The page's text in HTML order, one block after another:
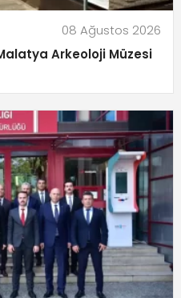
08 Ağustos 2026
Arkeoloji Müzesi